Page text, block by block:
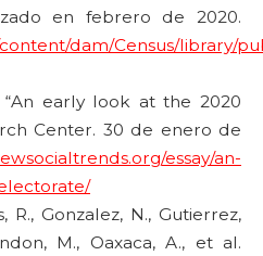
en febrero de 2020.
dam/Census/library/
“An early look at the 2020
Center. 30 de enero de
essay/an-
R., Gonzalez, N., Gutierrez,
M., Oaxaca, A., et al.